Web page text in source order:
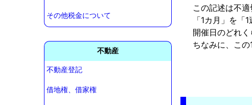
その他税金について
不動産
不動産登記
借地権、借家権
この記述は不適
「1カ月」を「
開催日のどれ
ちなみに、こ